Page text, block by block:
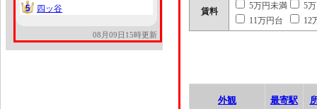
5
5 四ッ谷
08月09日15時更新
賃料
5万円未満
5
11万円台
12
外観 最寄駅